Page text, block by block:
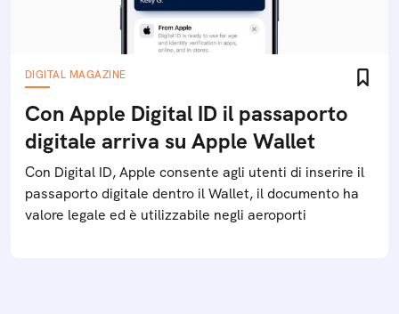
DIGITAL MAGAZINE
Con Apple Digital ID il passaporto
digitale arriva su Apple Wallet
Con Digital ID, Apple consente agli utenti di inserire il
passaporto digitale dentro il Wallet, il documento ha
valore legale ed è utilizzabile negli aeroporti